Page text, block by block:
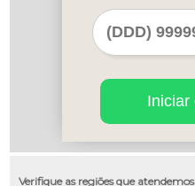
Verifique as regiões que atendemos
Iniciar